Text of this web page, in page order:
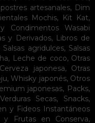
artesanales, Dim
Mochis, Kit Kat,
Condimentos
Wasabi
y Derivados, Libros de
Salsas agridulces, Salsas
, Leche de coco, Otras
Cerveza japonesa, Otras
, Whisky japonés, Otros
japonesas, Packs,
Secas, Snacks,
y Fideos Instantáneos
y Frutas en Conserva,